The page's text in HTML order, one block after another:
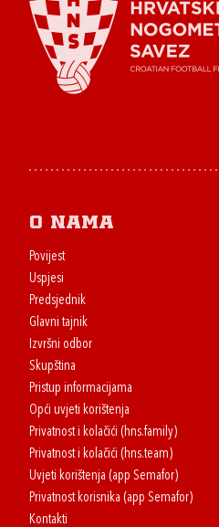
O nama
Povijest
Uspjesi
Predsjednik
Glavni tajnik
Izvršni odbor
Skupština
Pristup informacijama
Opći uvjeti korištenja
Privatnost i kolačići (hns.family)
Privatnost i kolačići (hns.team)
Uvjeti korištenja (app Semafor)
Privatnost korisnika (app Semafor)
Kontakti